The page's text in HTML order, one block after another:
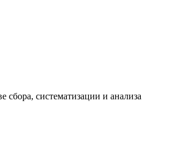
систематизации и анализа